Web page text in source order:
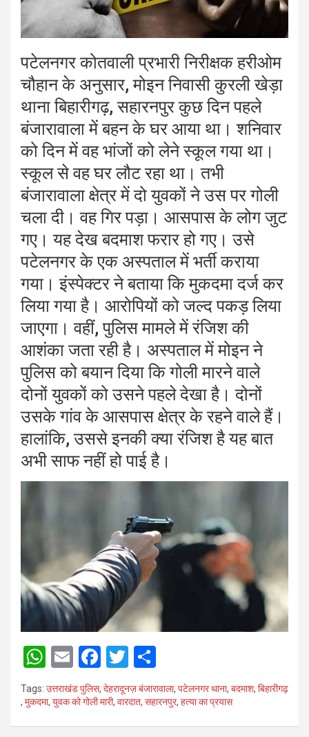
पटेलनगर कोतवाली प्रभारी निरीक्षक हरीओम
चौहान के अनुसार, मोइन निवासी कुरली खेड़ा
थाना बिहारीगढ़, सहारनपुर कुछ दिन पहले
बंजारावाला में बहन के घर आया था। शनिवार
को दिन में वह भांजों को लेने स्कूल गया था।
स्कूल से वह घर लौट रहा था। तभी
बंजारावाला क्षेत्र में दो युवकों ने उस पर गोली
चला दी। वह गिर पड़ा। आसपास के लोग जुट
गए। यह देख बदमाश फरार हो गए। उसे
पटेलनगर के एक अस्पताल में भर्ती कराया
गया। इंस्पेक्टर ने बताया कि मुकदमा दर्ज कर
लिया गया है। आरोपियों को जल्द पकड़ लिया
जाएगा। वहीं, पुलिस मामले में रंजिश की
आशंका जता रही है। अस्पताल में मोइन ने
पुलिस को बयान दिया कि गोली मारने वाले
दोनों युवकों को उसने पहले देखा है। दोनों
उसके गांव के आसपास क्षेत्र के रहने वाले हैं।
हालांकि, उससे इनकी क्या रंजिश है यह बात
अभी साफ नहीं हो पाई है।
W
at
s
E
m
ail
F
a
ce
b
T
wi
tt
er
ar
e
Tags: उत्तराखंड पुलिस, देहरादूनज़ बंजारावाला, पटेलनगर थाना, बदमाश, बिहारीगढ़
, मुकदमा, युवक को गोली मारी, वारदात, सहारनपुर, हत्या का प्रयास